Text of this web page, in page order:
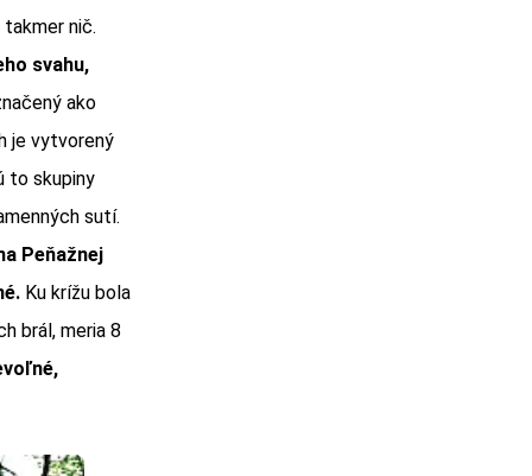
nič.
svahu,
ako
je vytvorený
to skupiny
sutí.
Peňažnej
Ku krížu bola
brál, meria 8